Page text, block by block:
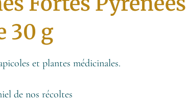
30 g
et plantes médicinales.
de nos récoltes